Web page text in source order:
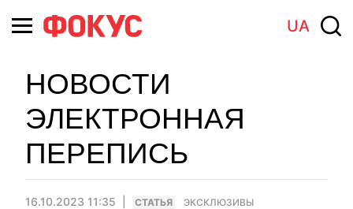
UA
НОВОСТИ
ЭЛЕКТРОННАЯ
ПЕРЕПИСЬ
16.10.2023 11:35 CТАТЬЯ ЭКСКЛЮЗИВЫ